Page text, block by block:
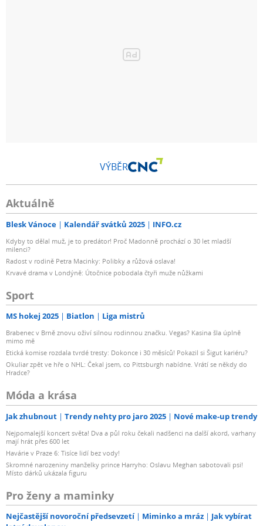
VÝBĚR
Aktuálně
Blesk Vánoce Kalendář svátků 2025 INFO.cz
Kdyby to dělal muž, je to predátor! Proč Madonně prochází o 30 let mladší
milenci?
Radost v rodině Petra Macinky: Polibky a růžová oslava!
Krvavé drama v Londýně: Útočnice pobodala čtyři muže nůžkami
Sport
MS hokej 2025 Biatlon Liga mistrů
Brabenec v Brně znovu oživí silnou rodinnou značku. Vegas? Kasina šla úplně
mimo mě
Etická komise rozdala tvrdé tresty: Dokonce i 30 měsíců! Pokazil si Šigut kariéru?
Okuliar zpět ve hře o NHL: Čekal jsem, co Pittsburgh nabídne. Vrátí se někdy do
Hradce?
Móda a krása
Jak zhubnout Trendy nehty pro jaro 2025 Nové make-up trendy
Nejpomalejší koncert světa! Dva a půl roku čekali nadšenci na další akord, varhany
mají hrát přes 600 let
Havárie v Praze 6: Tisíce lidí bez vody!
Skromné narozeniny manželky prince Harryho: Oslavu Meghan sabotovali psi!
Místo dárků ukázala figuru
Pro ženy a maminky
Nejčastější novoroční předsevzetí Miminko a mráz
Jak vybírat